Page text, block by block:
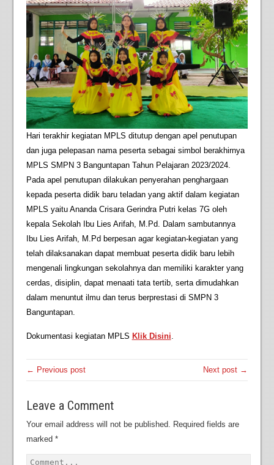
Hari terakhir kegiatan MPLS ditutup dengan apel penutupan
dan juga pelepasan nama peserta sebagai simbol berakhirnya
MPLS SMPN 3 Banguntapan Tahun Pelajaran 2023/2024.
Pada apel penutupan dilakukan penyerahan penghargaan
kepada peserta didik baru teladan yang aktif dalam kegiatan
MPLS yaitu Ananda Crisara Gerindra Putri kelas 7G oleh
kepala Sekolah Ibu Lies Arifah, M.Pd. Dalam sambutannya
Ibu Lies Arifah, M.Pd berpesan agar kegiatan-kegiatan yang
telah dilaksanakan dapat membuat peserta didik baru lebih
mengenali lingkungan sekolahnya dan memiliki karakter yang
cerdas, disiplin, dapat menaati tata tertib, serta dimudahkan
dalam menuntut ilmu dan terus berprestasi di SMPN 3
Banguntapan.
Dokumentasi kegiatan MPLS Klik Disini.
← Previous post Next post →
Leave a Comment
Your email address will not be published. Required fields are
marked *